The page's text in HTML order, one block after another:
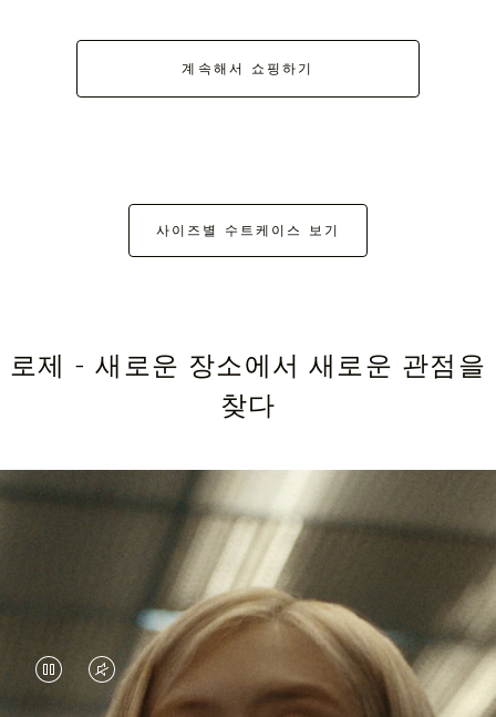
계속해서 쇼핑하기
사이즈별 수트케이스 보기
로제 - 새로운 장소에서 새로운 관점을
찾다
VIDEOVIDEO